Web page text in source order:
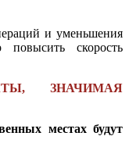
и уменьшения
повысить скорость
ЗНАЧИМАЯ
местах будут